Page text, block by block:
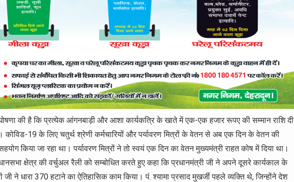
की है कि प्रत्येक आंगनबाड़ी और आशा कार्यकत्रि के खाते में एक-एक हजार रूपए की सम्मान राशि दी
19 के लिए चतुर्थ श्रेणी कर्मचारियों और पर्यावरण मित्रों के वेतन से अब एक दिन के वेतन की
किया जा रहा था। पर्यावरण मित्रों ने तो स्वयं एक दिन का वेतन मुख्यमंत्री राहत कोष में दिया था।
क्षेत्र की वर्चुअल रैली को सम्बोधित करते हुए कहा कि प्रधानमंत्री जी ने अपने दूसरे कार्यकाल के
जी ने धारा 370 हटाने का ऐतिहासिक काम किया। पं. श्यामा प्रसाद मुखर्जी पहले व्यक्ति थे, जिन्होंने देश